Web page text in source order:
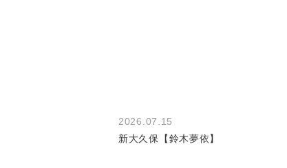
2026.07.15
新大久保【鈴木夢依】